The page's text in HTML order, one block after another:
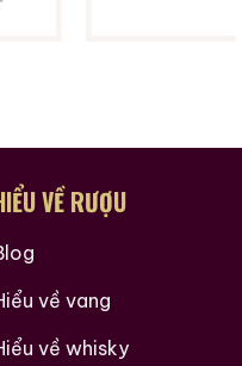
VỀ RƯỢU
về vang
về whisky